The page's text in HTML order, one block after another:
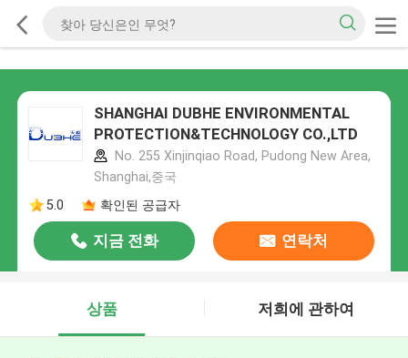
SHANGHAI DUBHE ENVIRONMENTAL
PROTECTION&TECHNOLOGY CO.,LTD
No. 255 Xinjinqiao Road, Pudong New Area,
Shanghai,중국
5.0
확인된 공급자
지금 전화 연락처
상품 저희에 관하여